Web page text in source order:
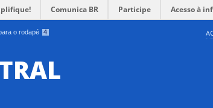
o rodapé 4
Comunica BR Participe Acesso à